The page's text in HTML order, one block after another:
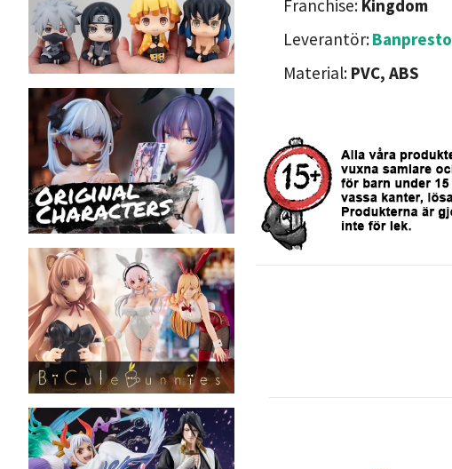
Franchise: Kingdom
Leverantör:Banpresto
Material: PVC, ABS